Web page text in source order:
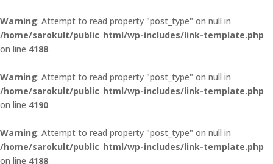
Warning: Attempt to read property "post_type" on null in
/home/sarokult/public_html/wp-includes/link-template.php
on line 4188
Warning: Attempt to read property "post_type" on null in
/home/sarokult/public_html/wp-includes/link-template.php
on line 4190
Warning: Attempt to read property "post_type" on null in
/home/sarokult/public_html/wp-includes/link-template.php
on line 4188